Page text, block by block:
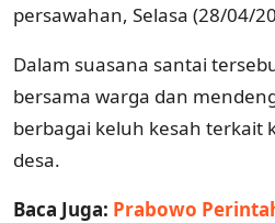
persawahan, Selasa (28/04/
Dalam suasana santai
bersama warga dan
berbagai keluh kesah terkait
desa.
Baca Juga: Prabowo